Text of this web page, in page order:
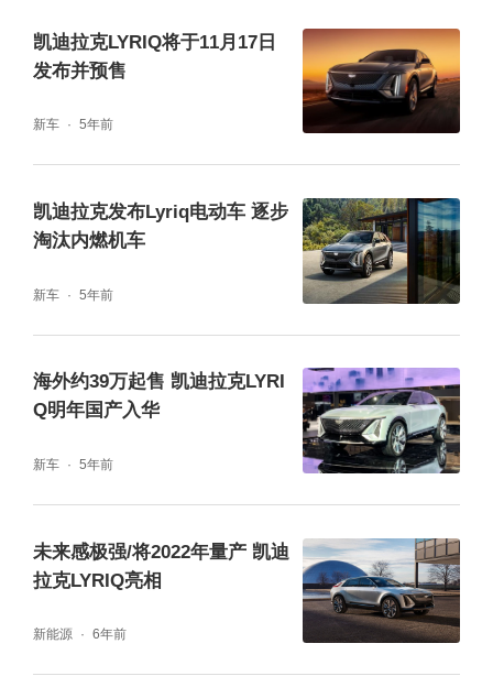
凯迪拉克LYRIQ将于11月17日
发布并预售
新车 5年前
凯迪拉克发布Lyriq电动车 逐步
淘汰内燃机车
新车 5年前
海外约39万起售 凯迪拉克LYRI
Q明年国产入华
新车 5年前
未来感极强/将2022年量产 凯迪
拉克LYRIQ亮相
新能源 6年前